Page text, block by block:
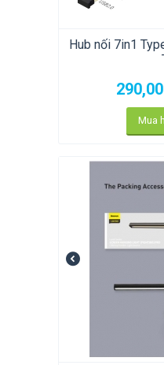
Hub nối 7in1
Mua